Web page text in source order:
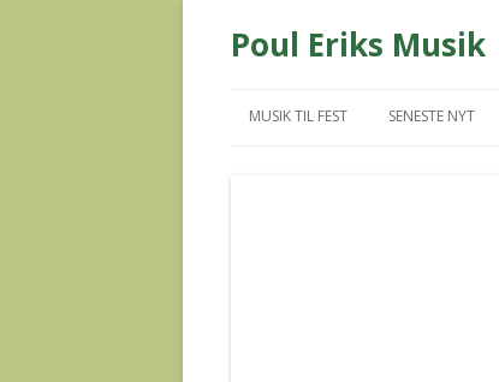
Poul Eriks Musik
MUSIK TIL FEST SENESTE NYT